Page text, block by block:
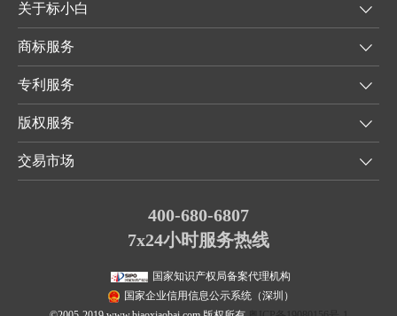
关于标小白
商标服务
专利服务
版权服务
交易市场
400-680-6807
7x24小时服务热线
国家知识产权局备案代理机构
国家企业信用信息公示系统（深圳）